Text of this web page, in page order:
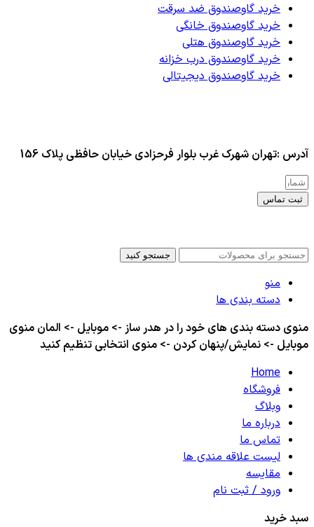
خرید گاوصندوق ضد سرقت
خرید گاوصندوق خانگی
خرید گاوصندوق هتلی
خرید گاوصندوق درب خزانه
خرید گاوصندوق دیجیتالی
آدرس :تهران شهرک غرب بلوار فرحزادی خیابان حافظی پلاک 156
ثبت تماس
جستجو کنید
منو
دسته بندی ها
منوی دسته بندی های خود را در هدر ساز -> موبایل -> المان منوی
موبایل -> نمایش/پنهان کردن -> منوی انتخابی تنظیم کنید
Home
فروشگاه
وبلاگ
درباره ما
تماس ما
لیست علاقه مندی ها
مقایسه
ورود / ثبت نام
سبد خرید